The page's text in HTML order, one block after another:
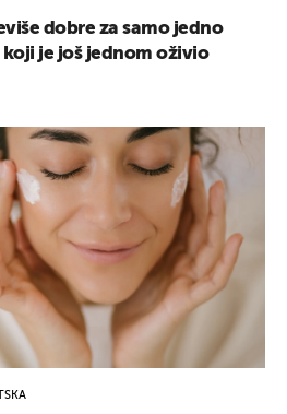
dobre za samo jedno
je još jednom oživio